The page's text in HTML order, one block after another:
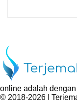
online adalah dengan
© 2018-2026 |